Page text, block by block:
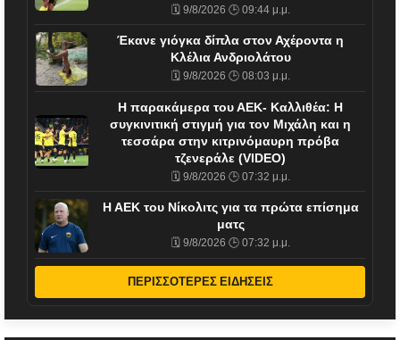
🗓️ 9/8/2026 🕒 09:44 μ.μ.
Έκανε γιόγκα δίπλα στον Αχέροντα η
Κλέλια Ανδριολάτου
🗓️ 9/8/2026 🕒 08:03 μ.μ.
H παρακάμερα του ΑΕΚ- Καλλιθέα: Η
συγκινιτική στιγμή για τον Μιχάλη και η
τεσσάρα στην κιτρινόμαυρη πρόβα
τζενεράλε (VIDEO)
🗓️ 9/8/2026 🕒 07:32 μ.μ.
Η ΑΕΚ του Νίκολιτς για τα πρώτα επίσημα
ματς
🗓️ 9/8/2026 🕒 07:32 μ.μ.
ΠΕΡΙΣΣΟΤΕΡΕΣ ΕΙΔΗΣΕΙΣ